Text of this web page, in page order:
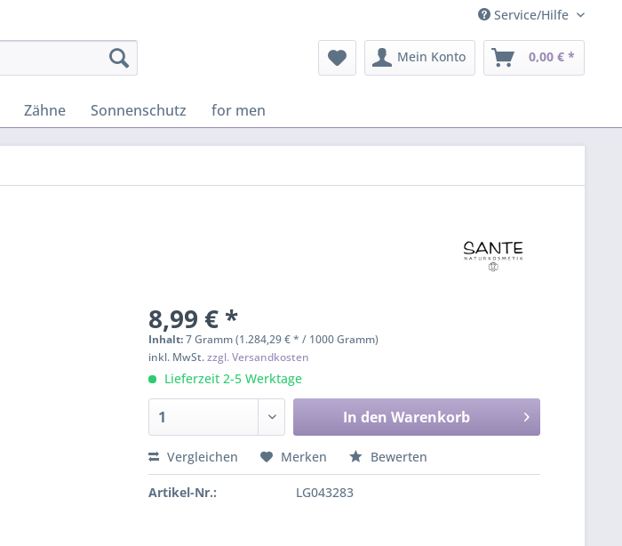
Service/Hilfe
Mein Konto 0,00 € *
Zähne Sonnenschutz for men
8,99 € *
Inhalt:7 Gramm (1.284,29 € * / 1000 Gramm)
inkl. MwSt.zzgl. Versandkosten
Lieferzeit 2-5 Werktage
In den Warenkorb
Vergleichen Merken Bewerten
Artikel-Nr.: LG043283